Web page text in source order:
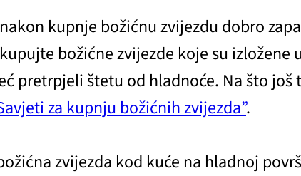
kupnje božićnu zvijezdu dobro
božićne zvijezde koje su
pretrpjeli štetu od hladnoće. Na što
za kupnju božićnih zvijezda”.
zvijezda kod kuće na hladnoj